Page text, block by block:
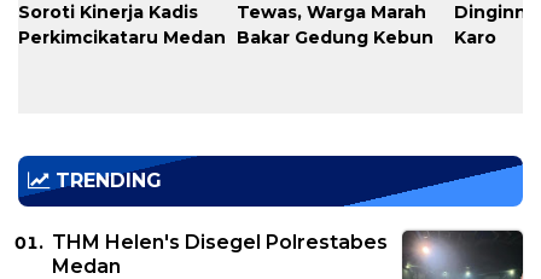
Soroti Kinerja Kadis
Perkimcikataru Medan
Tewas, Warga Marah
Bakar Gedung Kebun
Karo
TRENDING
THM Helen's Disegel Polrestabes
Medan